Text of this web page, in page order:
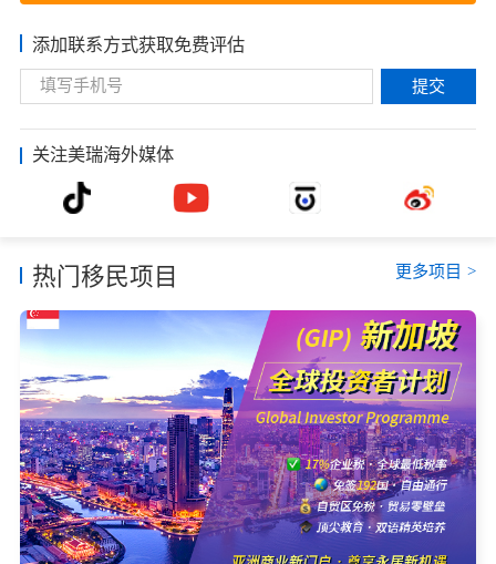
添加联系方式获取免费评估
提交
关注美瑞海外媒体
热门移民项目 更多项目 >